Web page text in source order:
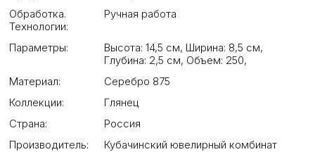
Обработка.
Технологии:
Ручная работа
Параметры: Высота: 14,5 см, Ширина: 8,5 см,
Глубина: 2,5 см, Объем: 250,
Материал:
Серебро 875
Коллекции:
Глянец
Страна:
Россия
Производитель:
Кубачинский ювелирный комбинат